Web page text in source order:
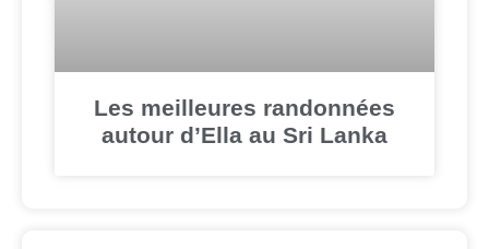
Les meilleures randonnées
autour d’Ella au Sri Lanka